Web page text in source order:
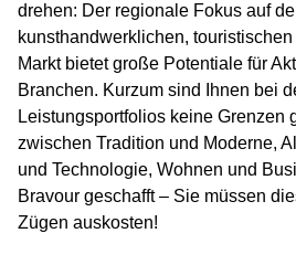
drehen: Der regionale Fokus auf
kunsthandwerklichen,
Markt bietet große Potentiale für
Branchen. Kurzum sind Ihnen bei
Leistungsportfolios keine Grenzen
zwischen Tradition und Moderne,
und Technologie, Wohnen und
Bravour geschafft – Sie müssen
Zügen auskosten!